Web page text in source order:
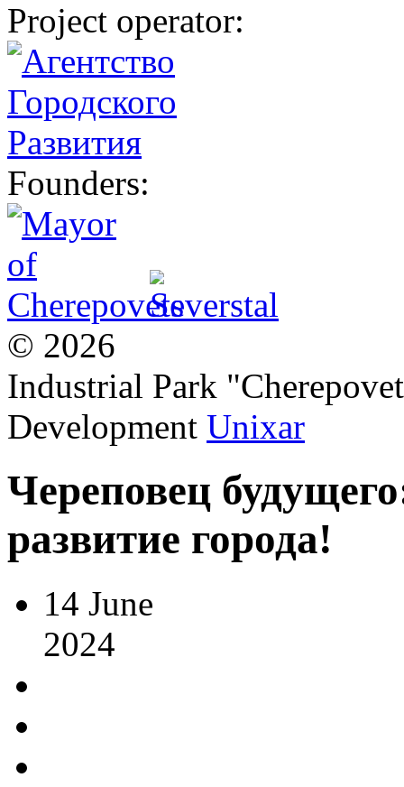
Project operator:
Founders:
© 2026
Industrial Park
Development Unixar
Череповец
развитие города!
14 June
2024